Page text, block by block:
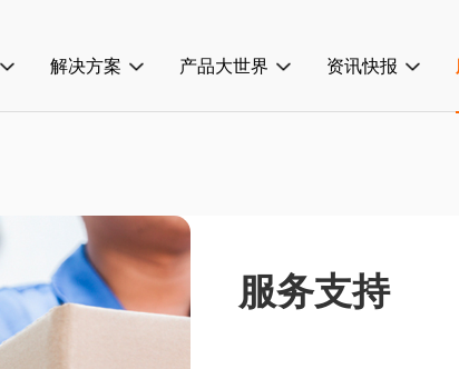
解决方案 产品大世界 资讯快报
服务支持